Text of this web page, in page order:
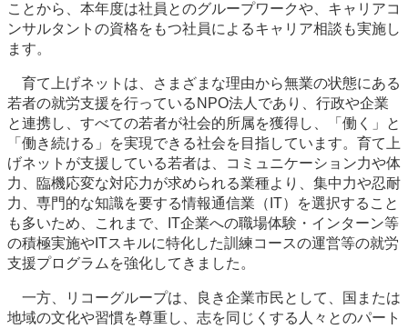
ことから、本年度は社員とのグループワークや、キャリアコ
ンサルタントの資格をもつ社員によるキャリア相談も実施し
ます。
育て上げネットは、さまざまな理由から無業の状態にある
若者の就労支援を行っているNPO法人であり、行政や企業
と連携し、すべての若者が社会的所属を獲得し、「働く」と
「働き続ける」を実現できる社会を目指しています。育て上
げネットが支援している若者は、コミュニケーション力や体
力、臨機応変な対応力が求められる業種より、集中力や忍耐
力、専門的な知識を要する情報通信業（IT）を選択すること
も多いため、これまで、IT企業への職場体験・インターン等
の積極実施やITスキルに特化した訓練コースの運営等の就労
支援プログラムを強化してきました。
一方、リコーグループは、良き企業市民として、国または
地域の文化や習慣を尊重し、志を同じくする人々とのパート